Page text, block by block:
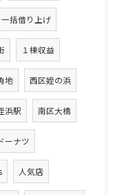
一括借り上げ
１棟収益
地 西区姪の浜
浜駅 南区大橋
ーナツ
人気店